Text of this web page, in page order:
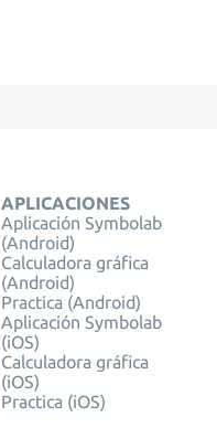
APLICACIONES
Aplicación Symbolab
(Android)
Calculadora gráfica
(Android)
Practica (Android)
Aplicación Symbolab
(iOS)
Calculadora gráfica
(iOS)
Practica (iOS)